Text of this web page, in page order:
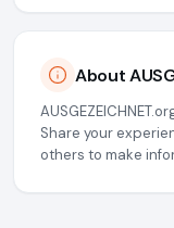
About
Share your
others to make